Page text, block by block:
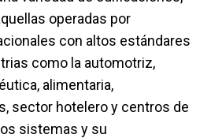
operadas por
con altos estándares
como la automotriz,
alimentaria,
sector hotelero y centros de
sistemas y su